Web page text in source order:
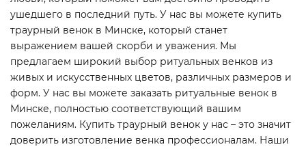
ушедшего в последний путь. У нас вы можете купить
траурный венок в Минске, который станет
выражением вашей скорби и уважения. Мы
предлагаем широкий выбор ритуальных венков из
живых и искусственных цветов, различных размеров и
форм. У нас вы можете заказать ритуальные венок в
Минске, полностью соответствующий вашим
пожеланиям. Купить траурный венок у нас – это значит
доверить изготовление венка профессионалам. Наши